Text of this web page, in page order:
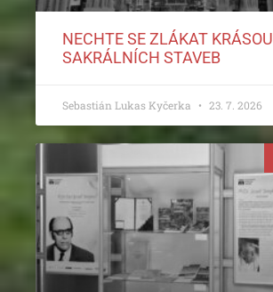
NECHTE SE ZLÁKAT KRÁSOU
SAKRÁLNÍCH STAVEB
Sebastián Lukas Kyčerka 23. 7. 2026